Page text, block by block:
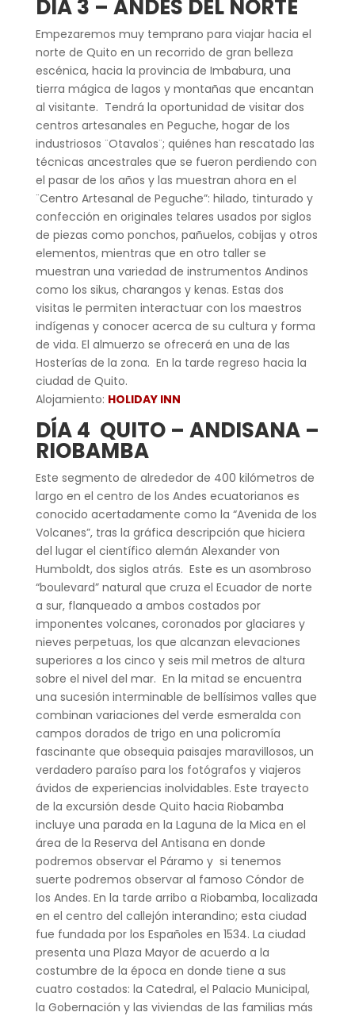
DÍA 3 – ANDES DEL NORTE
Empezaremos muy temprano para viajar hacia el
norte de Quito en un recorrido de gran belleza
escénica, hacia la provincia de Imbabura, una
tierra mágica de lagos y montañas que encantan
al visitante. Tendrá la oportunidad de visitar dos
centros artesanales en Peguche, hogar de los
industriosos ¨Otavalos¨; quiénes han rescatado las
técnicas ancestrales que se fueron perdiendo con
el pasar de los años y las muestran ahora en el
¨Centro Artesanal de Peguche”: hilado, tinturado y
confección en originales telares usados por siglos
de piezas como ponchos, pañuelos, cobijas y otros
elementos, mientras que en otro taller se
muestran una variedad de instrumentos Andinos
como los sikus, charangos y kenas. Estas dos
visitas le permiten interactuar con los maestros
indígenas y conocer acerca de su cultura y forma
de vida. El almuerzo se ofrecerá en una de las
Hosterías de la zona. En la tarde regreso hacia la
ciudad de Quito.
Alojamiento: HOLIDAY INN
DÍA 4 QUITO – ANDISANA –
RIOBAMBA
Este segmento de alrededor de 400 kilómetros de
largo en el centro de los Andes ecuatorianos es
conocido acertadamente como la “Avenida de los
Volcanes”, tras la gráfica descripción que hiciera
del lugar el científico alemán Alexander von
Humboldt, dos siglos atrás. Este es un asombroso
“boulevard” natural que cruza el Ecuador de norte
a sur, flanqueado a ambos costados por
imponentes volcanes, coronados por glaciares y
nieves perpetuas, los que alcanzan elevaciones
superiores a los cinco y seis mil metros de altura
sobre el nivel del mar. En la mitad se encuentra
una sucesión interminable de bellísimos valles que
combinan variaciones del verde esmeralda con
campos dorados de trigo en una policromía
fascinante que obsequia paisajes maravillosos, un
verdadero paraíso para los fotógrafos y viajeros
ávidos de experiencias inolvidables. Este trayecto
de la excursión desde Quito hacia Riobamba
incluye una parada en la Laguna de la Mica en el
área de la Reserva del Antisana en donde
podremos observar el Páramo y si tenemos
suerte podremos observar al famoso Cóndor de
los Andes. En la tarde arribo a Riobamba, localizada
en el centro del callejón interandino; esta ciudad
fue fundada por los Españoles en 1534. La ciudad
presenta una Plaza Mayor de acuerdo a la
costumbre de la época en donde tiene a sus
cuatro costados: la Catedral, el Palacio Municipal,
la Gobernación y las viviendas de las familias más